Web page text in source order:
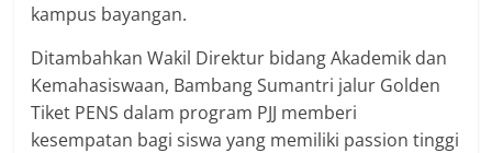
kampus bayangan.
Ditambahkan Wakil Direktur bidang Akademik dan
Kemahasiswaan, Bambang Sumantri jalur Golden
Tiket PENS dalam program PJJ memberi
kesempatan bagi siswa yang memiliki passion tinggi